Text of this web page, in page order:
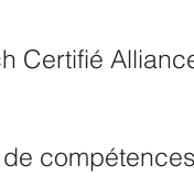
Certifié